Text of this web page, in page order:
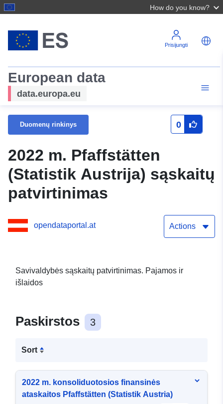
How do you know?
Prisijungti
European data
data.europa.eu
Duomenų rinkinys 0
2022 m. Pfaffstätten
(Statistik Austrija) sąskaitų
patvirtinimas
opendataportal.at Actions
Savivaldybės sąskaitų patvirtinimas. Pajamos ir
išlaidos
Paskirstos 3
Sort
2022 m. konsoliduotosios finansinės
ataskaitos Pfaffstätten (Statistik Austria)